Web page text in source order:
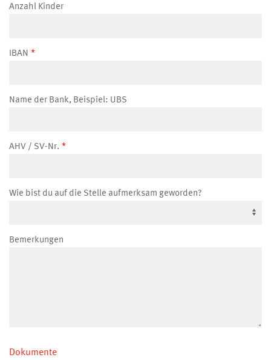
Anzahl Kinder
IBAN
Name der Bank, Beispiel: UBS
AHV / SV-Nr.
Wie bist du auf die Stelle aufmerksam geworden?
Bemerkungen
Dokumente